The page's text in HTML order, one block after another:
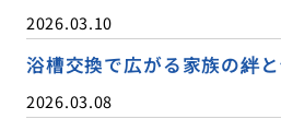
2026.03.10
浴槽交換で広がる家族の絆
2026.03.08